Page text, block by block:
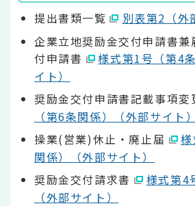
提出書類一覧
別表第2（外
企業立地奨励金交付申請書兼
付申請書
様式第1号（第4
イト）
奨励金交付申請書記載事項変
（第6条関係）（外部サイト）
操業(営業)休止・廃止届
関係）（外部サイト）
奨励金交付請求書
様式第4
（外部サイト）